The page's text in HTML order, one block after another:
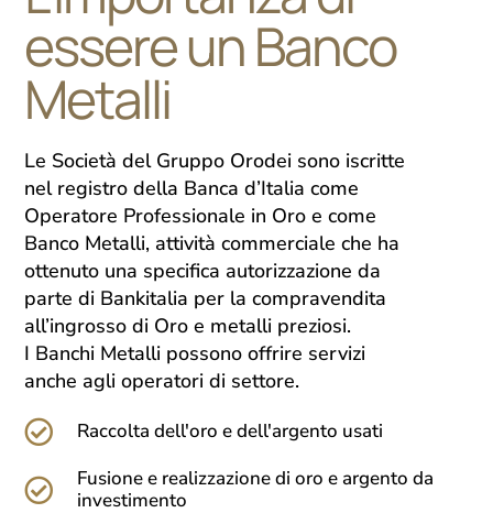
essere un Banco
Metalli
Le Società del Gruppo Orodei sono iscritte
nel registro della Banca d’Italia come
Operatore Professionale in Oro e come
Banco Metalli, attività commerciale che ha
ottenuto una specifica autorizzazione da
parte di Bankitalia per la compravendita
all’ingrosso di Oro e metalli preziosi.
I Banchi Metalli possono offrire servizi
anche agli operatori di settore.
Raccolta dell'oro e dell'argento usati
Fusione e realizzazione di oro e argento da
investimento